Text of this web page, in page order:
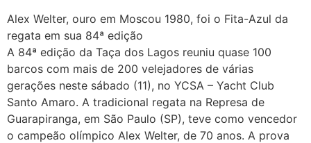
Alex Welter, ouro em Moscou 1980, foi o Fita-Azul da
regata em sua 84ª edição
A 84ª edição da Taça dos Lagos reuniu quase 100
barcos com mais de 200 velejadores de várias
gerações neste sábado (11), no YCSA – Yacht Club
Santo Amaro. A tradicional regata na Represa de
Guarapiranga, em São Paulo (SP), teve como vencedor
o campeão olímpico Alex Welter, de 70 anos. A prova